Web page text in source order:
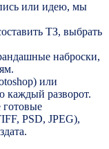
или идею, мы
ТЗ, выбрать
наброски,
или
каждый разворот.
готовые
PSD, JPEG),